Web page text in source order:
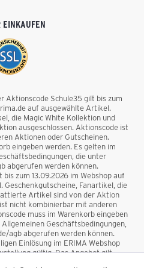
EINKAUFEN
Aktionscode Schule35 gilt bis zum
auf ausgewählte Artikel.
die Magic White Kollektion und
ausgeschlossen. Aktionscode ist
Aktionen oder Gutscheinen.
eingeben werden. Es gelten im
die unter
abgerufen werden können.
zum 13.09.2026 im Webshop auf
Fanartikel, die
Artikel sind von der Aktion
nicht kombinierbar mit anderen
muss im Warenkorb eingeben
Geschäftsbedingungen,
agb abgerufen werden können.
Einlösung im ERIMA Webshop
gültig. Das Angebot gilt